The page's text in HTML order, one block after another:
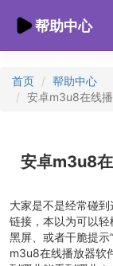
帮助中心
首页
帮助中心
安卓m3u8在线
安卓m3u8
大家是不是经常碰
链接，本以为可以轻
黑屏、或者干脆提示
m3u8在线播放器软